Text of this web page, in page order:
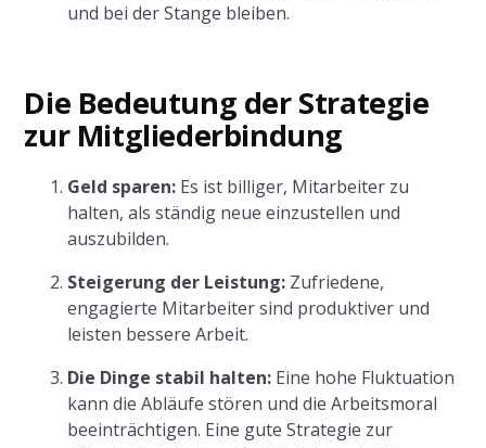
und bei der Stange bleiben.
Die Bedeutung der Strategie
zur Mitgliederbindung
Geld sparen: Es ist billiger, Mitarbeiter zu
halten, als ständig neue einzustellen und
auszubilden.
Steigerung der Leistung: Zufriedene,
engagierte Mitarbeiter sind produktiver und
leisten bessere Arbeit.
Die Dinge stabil halten: Eine hohe Fluktuation
kann die Abläufe stören und die Arbeitsmoral
beeinträchtigen. Eine gute Strategie zur